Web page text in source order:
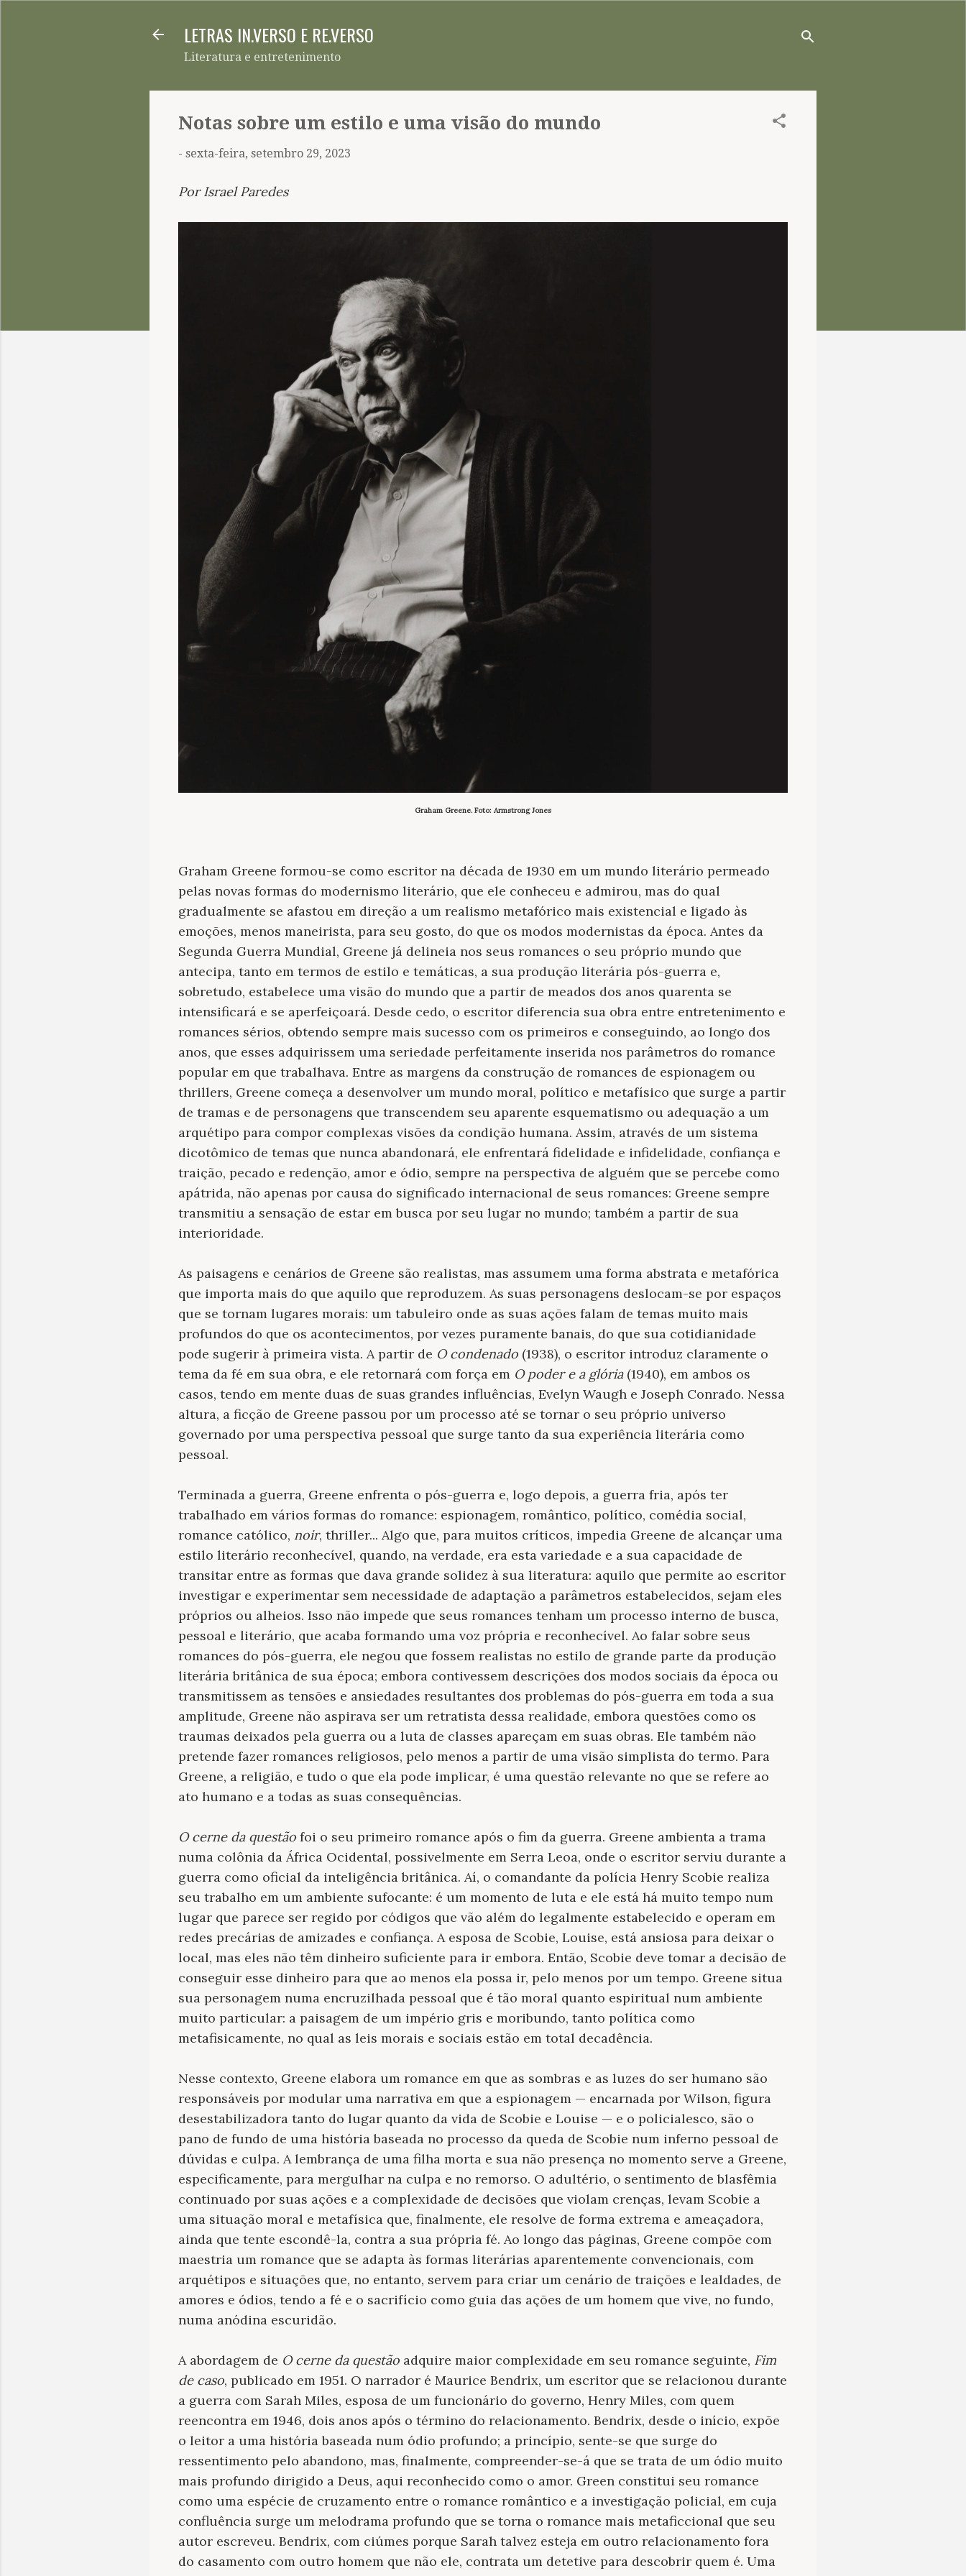
LETRAS IN.VERSO E RE.VERSO
Literatura e entretenimento
Notas sobre um estilo e uma visão do mundo
- sexta-feira, setembro 29, 2023
Por Israel Paredes
Graham Greene. Foto: Armstrong Jones
Graham Greene formou-se como escritor na década de 1930 em um mundo literário permeado
pelas novas formas do modernismo literário, que ele conheceu e admirou, mas do qual
gradualmente se afastou em direção a um realismo metafórico mais existencial e ligado às
emoções, menos maneirista, para seu gosto, do que os modos modernistas da época. Antes da
Segunda Guerra Mundial, Greene já delineia nos seus romances o seu próprio mundo que
antecipa, tanto em termos de estilo e temáticas, a sua produção literária pós-guerra e,
sobretudo, estabelece uma visão do mundo que a partir de meados dos anos quarenta se
intensificará e se aperfeiçoará. Desde cedo, o escritor diferencia sua obra entre entretenimento e
romances sérios, obtendo sempre mais sucesso com os primeiros e conseguindo, ao longo dos
anos, que esses adquirissem uma seriedade perfeitamente inserida nos parâmetros do romance
popular em que trabalhava. Entre as margens da construção de romances de espionagem ou
thrillers, Greene começa a desenvolver um mundo moral, político e metafísico que surge a partir
de tramas e de personagens que transcendem seu aparente esquematismo ou adequação a um
arquétipo para compor complexas visões da condição humana. Assim, através de um sistema
dicotômico de temas que nunca abandonará, ele enfrentará fidelidade e infidelidade, confiança e
traição, pecado e redenção, amor e ódio, sempre na perspectiva de alguém que se percebe como
apátrida, não apenas por causa do significado internacional de seus romances: Greene sempre
transmitiu a sensação de estar em busca por seu lugar no mundo; também a partir de sua
interioridade.
As paisagens e cenários de Greene são realistas, mas assumem uma forma abstrata e metafórica
que importa mais do que aquilo que reproduzem. As suas personagens deslocam-se por espaços
que se tornam lugares morais: um tabuleiro onde as suas ações falam de temas muito mais
profundos do que os acontecimentos, por vezes puramente banais, do que sua cotidianidade
pode sugerir à primeira vista. A partir de O condenado (1938), o escritor introduz claramente o
tema da fé em sua obra, e ele retornará com força em O poder e a glória(1940), em ambos os
casos, tendo em mente duas de suas grandes influências, Evelyn Waugh e Joseph Conrado. Nessa
altura, a ficção de Greene passou por um processo até se tornar o seu próprio universo
governado por uma perspectiva pessoal que surge tanto da sua experiência literária como
pessoal.
Terminada a guerra, Greene enfrenta o pós-guerra e, logo depois, a guerra fria, após ter
trabalhado em vários formas do romance: espionagem, romântico, político, comédia social,
romance católico, noir, thriller... Algo que, para muitos críticos, impedia Greene de alcançar uma
estilo literário reconhecível, quando, na verdade, era esta variedade e a sua capacidade de
transitar entre as formas que dava grande solidez à sua literatura: aquilo que permite ao escritor
investigar e experimentar sem necessidade de adaptação a parâmetros estabelecidos, sejam eles
próprios ou alheios. Isso não impede que seus romances tenham um processo interno de busca,
pessoal e literário, que acaba formando uma voz própria e reconhecível. Ao falar sobre seus
romances do pós-guerra, ele negou que fossem realistas no estilo de grande parte da produção
literária britânica de sua época; embora contivessem descrições dos modos sociais da época ou
transmitissem as tensões e ansiedades resultantes dos problemas do pós-guerra em toda a sua
amplitude, Greene não aspirava ser um retratista dessa realidade, embora questões como os
traumas deixados pela guerra ou a luta de classes apareçam em suas obras. Ele também não
pretende fazer romances religiosos, pelo menos a partir de uma visão simplista do termo. Para
Greene, a religião, e tudo o que ela pode implicar, é uma questão relevante no que se refere ao
ato humano e a todas as suas consequências.
O cerne da questão foi o seu primeiro romance após o fim da guerra. Greene ambienta a trama
numa colônia da África Ocidental, possivelmente em Serra Leoa, onde o escritor serviu durante a
guerra como oficial da inteligência britânica. Aí, o comandante da polícia Henry Scobie realiza
seu trabalho em um ambiente sufocante: é um momento de luta e ele está há muito tempo num
lugar que parece ser regido por códigos que vão além do legalmente estabelecido e operam em
redes precárias de amizades e confiança. A esposa de Scobie, Louise, está ansiosa para deixar o
local, mas eles não têm dinheiro suficiente para ir embora. Então, Scobie deve tomar a decisão de
conseguir esse dinheiro para que ao menos ela possa ir, pelo menos por um tempo. Greene situa
sua personagem numa encruzilhada pessoal que é tão moral quanto espiritual num ambiente
muito particular: a paisagem de um império gris e moribundo, tanto política como
metafisicamente, no qual as leis morais e sociais estão em total decadência.
Nesse contexto, Greene elabora um romance em que as sombras e as luzes do ser humano são
responsáveis ​​por modular uma narrativa em que a espionagem — encarnada por Wilson, figura
desestabilizadora tanto do lugar quanto da vida de Scobie e Louise — e o policialesco, são o
pano de fundo de uma história baseada no processo da queda de Scobie num inferno pessoal de
dúvidas e culpa. A lembrança de uma filha morta e sua não presença no momento serve a Greene,
especificamente, para mergulhar na culpa e no remorso. O adultério, o sentimento de blasfêmia
continuado por suas ações e a complexidade de decisões que violam crenças, levam Scobie a
uma situação moral e metafísica que, finalmente, ele resolve de forma extrema e ameaçadora,
ainda que tente escondê-la, contra a sua própria fé. Ao longo das páginas, Greene compõe com
maestria um romance que se adapta às formas literárias aparentemente convencionais, com
arquétipos e situações que, no entanto, servem para criar um cenário de traições e lealdades, de
amores e ódios, tendo a fé e o sacrifício como guia das ações de um homem que vive, no fundo,
numa anódina escuridão.
A abordagem de O cerne da questão adquire maior complexidade em seu romance seguinte, Fim
de caso, publicado em 1951. O narrador é Maurice Bendrix, um escritor que se relacionou durante
a guerra com Sarah Miles, esposa de um funcionário do governo, Henry Miles, com quem
reencontra em 1946, dois anos após o término do relacionamento. Bendrix, desde o início, expõe
o leitor a uma história baseada num ódio profundo; a princípio, sente-se que surge do
ressentimento pelo abandono, mas, finalmente, compreender-se-á que se trata de um ódio muito
mais profundo dirigido a Deus, aqui reconhecido como o amor. Green constitui seu romance
como uma espécie de cruzamento entre o romance romântico e a investigação policial, em cuja
confluência surge um melodrama profundo que se torna o romance mais metaficcional que seu
autor escreveu. Bendrix, com ciúmes porque Sarah talvez esteja em outro relacionamento fora
do casamento com outro homem que não ele, contrata um detetive para descobrir quem é. Uma